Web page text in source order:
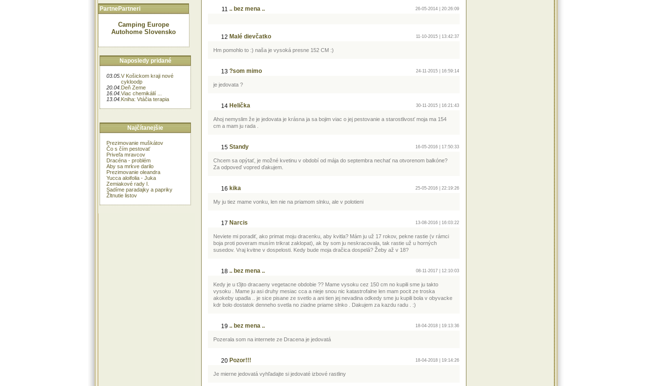
PartnePartneri
Camping Europe
Autohome Slovensko
Naposledy pridané
03.05. V Košickom kraji nové
cykloodp
20.04. Deň Zeme
16.04. Viac chemikálií ...
13.04. Kniha: Vtáčia terapia
Najčítanejšie
Prezimovanie muškátov
Čo s čím pestovať
Priveľa mravcov
Dracéna - problém
Aby sa mrkve darilo
Prezimovanie oleandra
Yucca aloifolia - Juka
Zemiakové rady I.
Sadíme paradajky a papriky
Žltnutie listov
11 .. bez mena .. 26-05-2014 | 20:26:09
12 Malé dievčatko 11-10-2015 | 13:42:37
Hm pomohlo to :) naša je vysoká presne 152 CM :)
13 ?som mimo 24-11-2015 | 16:59:14
je jedovata ?
14 Helička 30-11-2015 | 16:21:43
Ahoj nemyslim že je jedovata je krásna ja sa bojim viac o jej pestovanie a starostlivosť moja ma 154
cm a mam ju rada .
15 Standy 16-05-2016 | 17:50:33
Chcem sa opýtať, je možné kvetinu v období od mája do septembra nechať na otvorenom balkóne?
Za odpoveď vopred ďakujem.
16 kika 25-05-2016 | 22:19:26
My ju tiez mame vonku, len nie na priamom slnku, ale v polotieni
17 Narcis 13-08-2016 | 16:03:22
Neviete mi poradiť, ako primat moju dracenku, aby kvitla? Mám ju už 17 rokov, pekne rastie (v rámci
boja proti poveram musím trikrat zaklopat), ak by som ju neskracovala, tak rastie už u horných
susedov. Vraj kvitne v dospelosti. Kedy bude moja dračica dospelá? Žeby až v 18?
18 .. bez mena .. 08-11-2017 | 12:10:03
Kedy je u t3jto dracaeny vegetacne obdobie ?? Mame vysoku cez 150 cm no kupili sme ju takto
vysoku . Mame ju asi druhy mesiac cca a nieje snou nic katastrofalne len mam pocit ze troska
akokeby upadla .. je sice pisane ze svetlo a ani tien jej nevadina odkedy sme ju kupili bola v obyvacke
kdr bolo dostatok denneho svetla no ziadne priame slnko . Dakujem za kazdu radu . :)
19 .. bez mena .. 18-04-2018 | 19:13:36
Pozerala som na internete ze Dracena je jedovatá
20 Pozor!!! 18-04-2018 | 19:14:26
Je mierne jedovatá vyhľadajte si jedovaté izbové rastliny